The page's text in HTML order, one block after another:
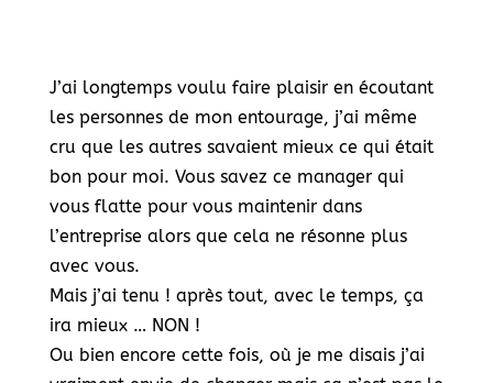
J’ai longtemps voulu faire plaisir en écoutant
les personnes de mon entourage, j’ai même
cru que les autres savaient mieux ce qui était
bon pour moi. Vous savez ce manager qui
vous flatte pour vous maintenir dans
l’entreprise alors que cela ne résonne plus
avec vous.
Mais j’ai tenu ! après tout, avec le temps, ça
ira mieux … NON !
Ou bien encore cette fois, où je me disais j’ai